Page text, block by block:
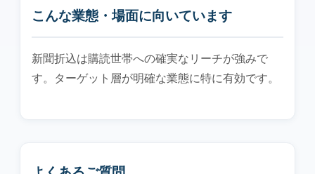
こんな業態・場面に向いています
新聞折込は購読世帯への確実なリーチが強みで
す。ターゲット層が明確な業態に特に有効です。